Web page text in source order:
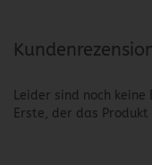
Leider sind noch
Erste, der das